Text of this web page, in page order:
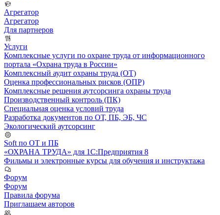
Агрегатор
Агрегатор
Для партнеров
Услуги
Комплексные услуги по охране труда от информационного
портала «Охрана труда в России»
Комплексный аудит охраны труда (ОТ)
Оценка профессиональных рисков (ОПР)
Комплексные решения аутсорсинга охраны труда
Производственный контроль (ПК)
Специальная оценка условий труда
Разработка документов по ОТ, ПБ, ЭБ, ЧС
Экологический аутсорсинг
Soft по ОТ и ПБ
«ОХРАНА ТРУДА» для 1С:Предприятия 8
Фильмы и электронные курсы для обучения и инструктажа
Форум
Форум
Правила форума
Приглашаем авторов